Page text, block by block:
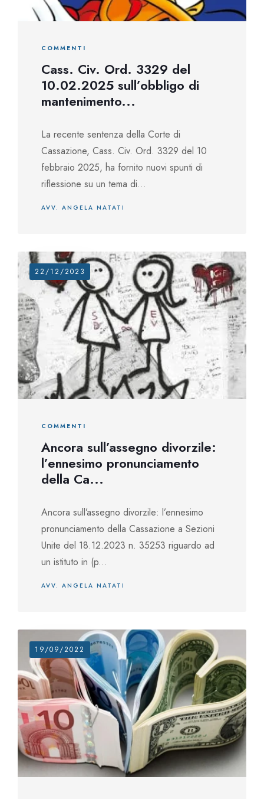
COMMENTI
Cass. Civ. Ord. 3329 del
10.02.2025 sull’obbligo di
mantenimento...
La recente sentenza della Corte di
Cassazione, Cass. Civ. Ord. 3329 del 10
febbraio 2025, ha fornito nuovi spunti di
riflessione su un tema di...
AVV. ANGELA NATATI
22/12/2023
COMMENTI
Ancora sull’assegno divorzile:
l’ennesimo pronunciamento
della Ca...
Ancora sull’assegno divorzile: l’ennesimo
pronunciamento della Cassazione a Sezioni
Unite del 18.12.2023 n. 35253 riguardo ad
un istituto in (p...
AVV. ANGELA NATATI
19/09/2022